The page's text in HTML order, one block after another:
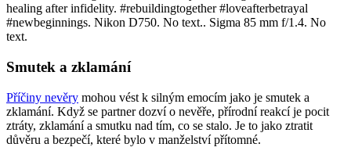
Smutek a zklamání
Příčiny nevěry mohou vést k silným emocím jako je smutek a
zklamání. Když se partner dozví o nevěře, přírodní reakcí je pocit
ztráty, zklamání a smutku nad tím, co se stalo. Je to jako ztratit
důvěru a bezpečí, které bylo v manželství přítomné.